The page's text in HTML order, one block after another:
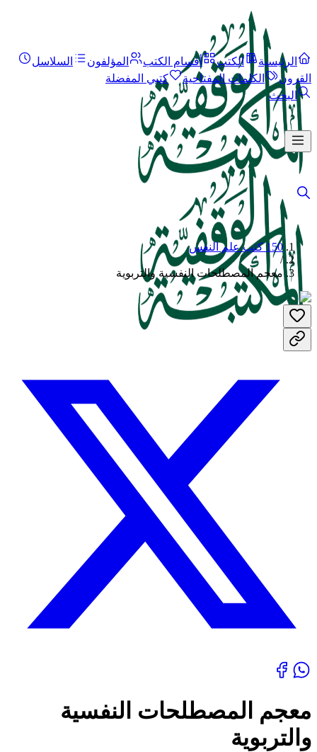
الرئيسية الكتب أقسام الكتب المؤلفون
السلاسل
القرون
الكلمات المفتاحية
كتبي المفضلة
البحث
150 كتب علم النفس
/
معجم المصطلحات النفسية والتربوية
معجم المصطلحات النفسية
والتربوية